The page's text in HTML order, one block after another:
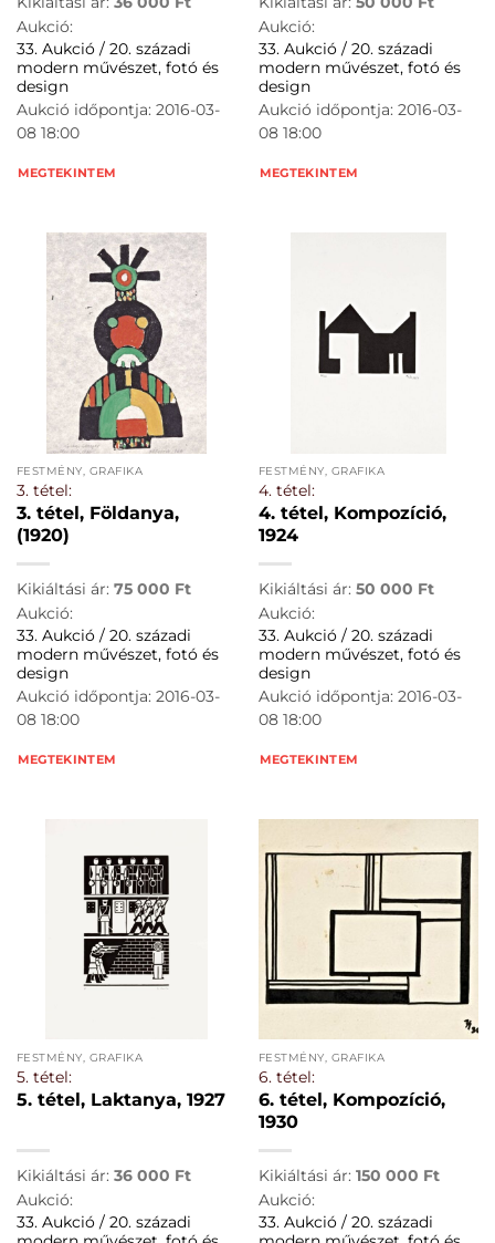
Aukció:
33. Aukció / 20. századi
modern művészet, fotó és
design
Aukció időpontja: 2016-03-
08 18:00
MEGTEKINTEM
Aukció:
33. Aukció / 20. századi
modern művészet, fotó és
design
Aukció időpontja: 2016-03-
08 18:00
MEGTEKINTEM
FESTMÉNY, GRAFIKA
3. tétel:
3. tétel, Földanya,
(1920)
Kikiáltási ár: 75 000 Ft
Aukció:
33. Aukció / 20. századi
modern művészet, fotó és
design
Aukció időpontja: 2016-03-
08 18:00
MEGTEKINTEM
FESTMÉNY, GRAFIKA
4. tétel:
4. tétel, Kompozíció,
1924
Kikiáltási ár: 50 000 Ft
Aukció:
33. Aukció / 20. századi
modern művészet, fotó és
design
Aukció időpontja: 2016-03-
08 18:00
MEGTEKINTEM
FESTMÉNY, GRAFIKA
5. tétel:
5. tétel, Laktanya, 1927
Kikiáltási ár: 36 000 Ft
Aukció:
33. Aukció / 20. századi
FESTMÉNY, GRAFIKA
6. tétel:
6. tétel, Kompozíció,
1930
Kikiáltási ár: 150 000 Ft
Aukció:
33. Aukció / 20. századi